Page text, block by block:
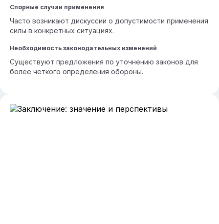
Спорные случаи применения
Часто возникают дискуссии о допустимости применения
силы в конкретных ситуациях.
Необходимость законодательных изменений
Существуют предложения по уточнению законов для
более четкого определения обороны.